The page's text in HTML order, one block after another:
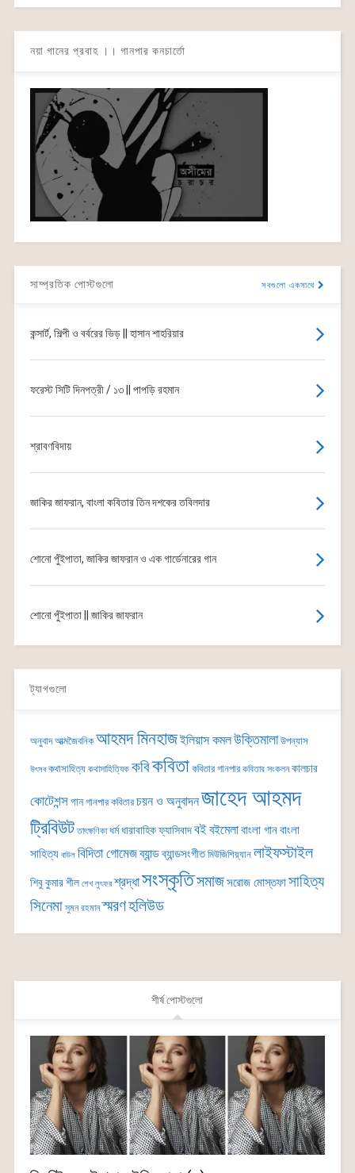
নয়া গানের প্রবাহ ।। গানপার কনচার্তো
সাম্প্রতিক পোস্টগুলো সবগুলো একসাথে
কন্সার্ট, শিল্পী ও বর্বরের ভিড় || হাসান শাহরিয়ার
ফরেস্ট সিটি দিনপত্রী / ১৩ || পাপড়ি রহমান
শ্রাবণবিদায়
জাকির জাফরান, বাংলা কবিতার তিন দশকের তবিলদার
শোনো পুঁইপাতা, জাকির জাফরান ও এক গার্ডেনারের গান
শোনো পুঁইপাতা || জাকির জাফরান
ট্যাগগুলো
অনুবাদ আত্মজৈবনিক আহমদ মিনহাজইলিয়াস কমলউক্তিমালা উপন্যাস
উৎসব কথাসাহিত্য কথাসাহিত্যিক কবিকবিতা কবিতার গানপার কবিতার সংকলন কালচার
কোটেশন্সগান গানপার কবিতার চয়ন ও অনুবাদনজাহেদ আহমদ
ট্রিবিউট তাৎক্ষণিকা ধর্ম ধারাবাহিকফ্যাসিবাদবইবইমেলাবাংলা গানবাংলা
সাহিত্য বাউল বিদিতা গোমেজব্যান্ডব্যান্ডসংগীত মিউজিশিয়্যান লাইফস্টাইল
শিবু কুমার শীল শেখ লুৎফর শ্রদ্ধাসংস্কৃতিসমাজসরোজ মোস্তফাসাহিত্য
সিনেমা সুমন রহমান স্মরণহলিউড
শীর্ষ পোস্টগুলো